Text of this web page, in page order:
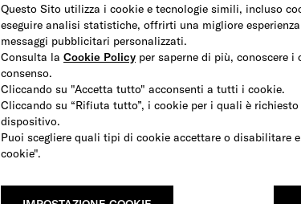
Questo Sito utilizza i cookie e tecnologie simili, incluso
eseguire analisi statistiche, offrirti una migliore
messaggi pubblicitari personalizzati.
Consulta la Cookie Policy per saperne di più, conoscere
consenso.
Cliccando su "Accetta tutto" acconsenti a tutti i cookie.
Cliccando su “Rifiuta tutto”, i cookie per i quali è
dispositivo.
Puoi scegliere quali tipi di cookie accettare o disabilitare
cookie".